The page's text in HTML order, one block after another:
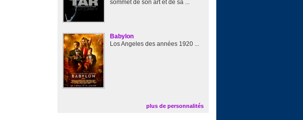
sommet de son art et de sa ...
Babylon
Los Angeles des années 1920 ...
plus de personnalités